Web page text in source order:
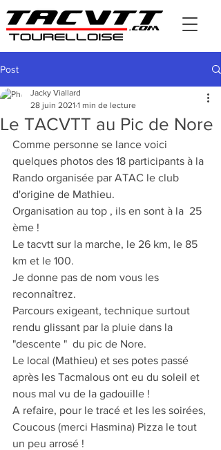
Post
Le TACVTT au Pic de Nore
Jacky Viallard
28 juin 2021 1 min de lecture
Comme personne se lance voici
quelques photos des 18 participants à la
Rando organisée par ATAC le club
d'origine de Mathieu.
Organisation au top , ils en sont à la  25
ème !
Le tacvtt sur la marche, le 26 km, le 85
km et le 100.
Je donne pas de nom vous les
reconnaîtrez.
Parcours exigeant, technique surtout
rendu glissant par la pluie dans la
"descente "  du pic de Nore.
Le local (Mathieu) et ses potes passé
après les Tacmalous ont eu du soleil et
nous mal vu de la gadouille !
A refaire, pour le tracé et les les soirées,
Coucous (merci Hasmina) Pizza le tout
un peu arrosé !